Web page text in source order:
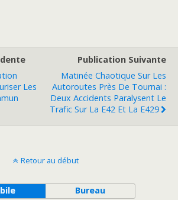
Les
Publication Suivante
Matinée Chaotique Sur Les
Autoroutes Près De Tournai :
Deux Accidents Paralysent Le
Trafic Sur La E42 Et La E429
Retour au début
Bureau